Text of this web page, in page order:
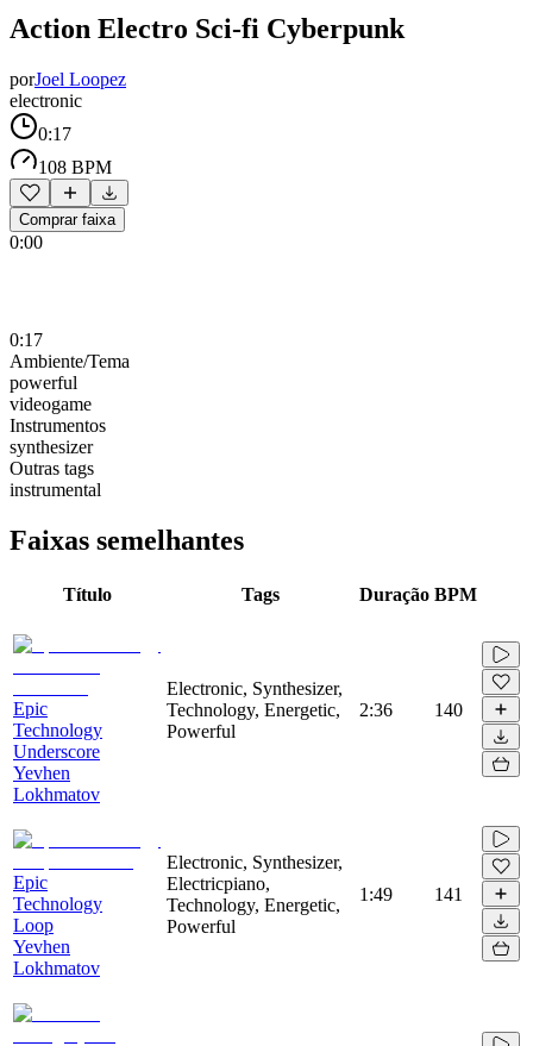
Action Electro Sci-fi Cyberpunk
porJoel Loopez
electronic
0:17
108 BPM
Comprar faixa
0:00
0:17
Ambiente/Tema
powerful
videogame
Instrumentos
synthesizer
Outras tags
instrumental
Faixas semelhantes
Título Tags Duração BPM
Epic
Technology
Underscore
Yevhen
Lokhmatov
Electronic, Synthesizer,
Technology, Energetic,
Powerful
2:36 140
Epic
Technology
Loop
Yevhen
Lokhmatov
Electronic, Synthesizer,
Electricpiano,
Technology, Energetic,
Powerful
1:49 141